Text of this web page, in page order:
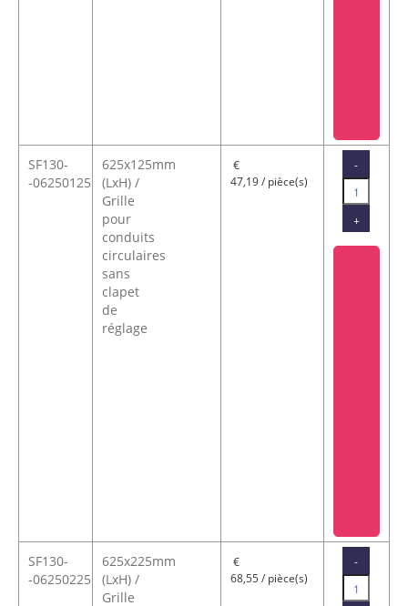
SF130-
-06250125
625x125mm
(LxH) /
Grille
pour
conduits
circulaires
sans
clapet
de
réglage
47,19 / pièce(s)
SF130-
-06250225
625x225mm
(LxH) /
Grille
68,55 / pièce(s)